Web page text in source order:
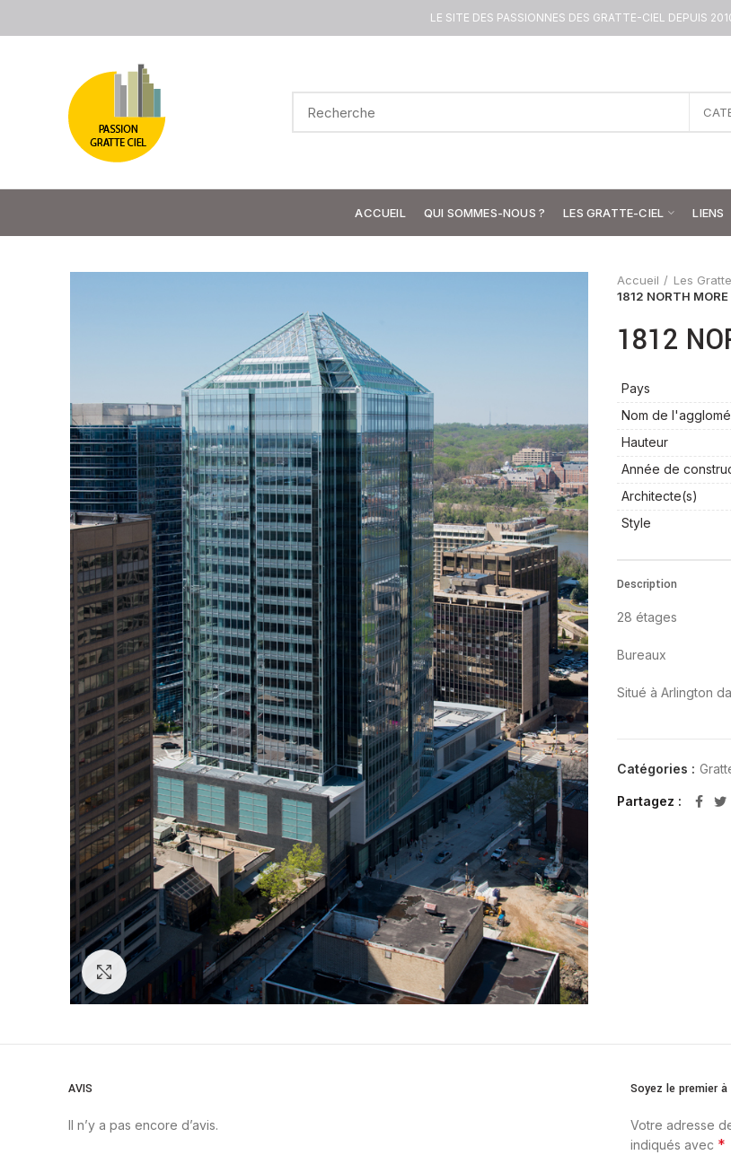
LE SITE DES PASSIONNES DES GRATTE-CIEL DEPUIS
ACCUEIL QUI SOMMES-NOUS ? LES GRATTE-CIEL LIENS
Zoom
Accueil Les
1812 NORTH MORE
1812
Pays
Nom de
Hauteur
Année de
Architecte(s)
Style
Description
28 étages
Bureaux
Situé à Arlington
Catégories :
Partagez
AVIS
Il n’y a pas encore d’avis.
Soyez le premier
Votre adresse
indiqués avec *